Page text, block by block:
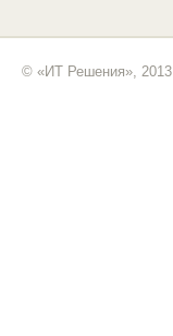
© «ИТ Решения», 2013